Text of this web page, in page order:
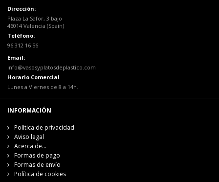
Dirección:
Plaza La Safor, 3 bajo
46014 Valencia (Spain)
Teléfono:
96 312 16 56
Email:
info@vasosyplatosdeplastico.com
Horario Comercial
Lunes a Viernes de 8 a 14h.
INFORMACIÓN
Política de privacidad
Aviso legal
Acerca de...
Formas de pago
Formas de envío
Política de cookies